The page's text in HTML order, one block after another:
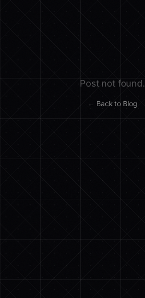
Post not found.
← Back to Blog